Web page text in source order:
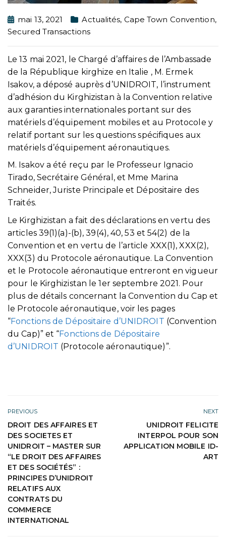
mai 13, 2021 Actualités, Cape Town Convention,
Secured Transactions
Le 13 mai 2021, le Chargé d’affaires de l’Ambassade
de la République kirghize en Italie , M. Ermek
Isakov, a déposé auprès d’UNIDROIT, l’instrument
d’adhésion du Kirghizistan à la Convention relative
aux garanties internationales portant sur des
matériels d’équipement mobiles et au Protocole y
relatif portant sur les questions spécifiques aux
matériels d’équipement aéronautiques.
M. Isakov a été reçu par le Professeur Ignacio
Tirado, Secrétaire Général, et Mme Marina
Schneider, Juriste Principale et Dépositaire des
Traités.
Le Kirghizistan a fait des déclarations en vertu des
articles 39(1)(a)-(b), 39(4), 40, 53 et 54(2) de la
Convention et en vertu de l’article XXX(1), XXX(2),
XXX(3) du Protocole aéronautique. La Convention
et le Protocole aéronautique entreront en vigueur
pour le Kirghizistan le 1er septembre 2021. Pour
plus de détails concernant la Convention du Cap et
le Protocole aéronautique, voir les pages
“Fonctions de Dépositaire d’UNIDROIT (Convention
du Cap)” et “Fonctions de Dépositaire
d’UNIDROIT (Protocole aéronautique)”.
PREVIOUS
DROIT DES AFFAIRES ET
DES SOCIETES ET
UNIDROIT – MASTER SUR
“LE DROIT DES AFFAIRES
ET DES SOCIÉTÉS” :
PRINCIPES D’UNIDROIT
RELATIFS AUX
CONTRATS DU
COMMERCE
INTERNATIONAL
NEXT
UNIDROIT FELICITE
INTERPOL POUR SON
APPLICATION MOBILE ID-
ART